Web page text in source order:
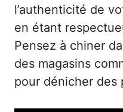
l’authenticité de
en étant
Pensez à chiner
des magasins
pour dénicher des